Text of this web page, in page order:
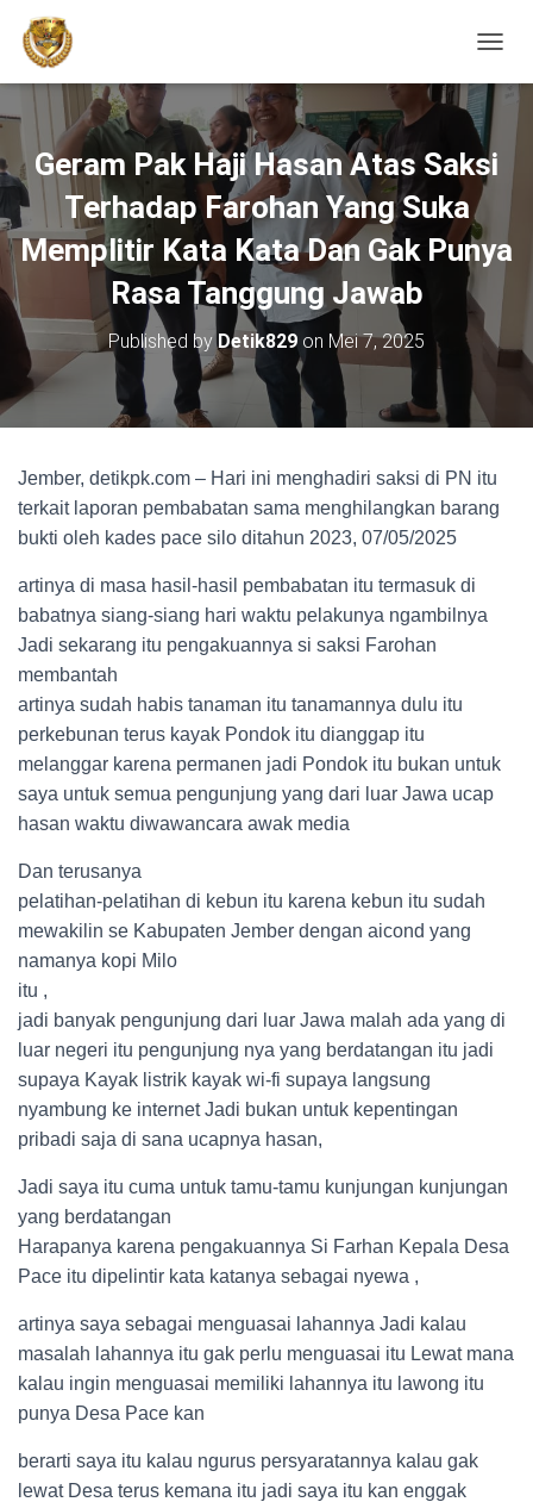
Geram Pak Haji Hasan Atas Saksi
Terhadap Farohan Yang Suka
Memplitir Kata Kata Dan Gak Punya
Rasa Tanggung Jawab
Published byDetik829 on Mei 7, 2025
Jember, detikpk.com – Hari ini menghadiri saksi di PN itu
terkait laporan pembabatan sama menghilangkan barang
bukti oleh kades pace silo ditahun 2023, 07/05/2025
artinya di masa hasil-hasil pembabatan itu termasuk di
babatnya siang-siang hari waktu pelakunya ngambilnya
Jadi sekarang itu pengakuannya si saksi Farohan
membantah
artinya sudah habis tanaman itu tanamannya dulu itu
perkebunan terus kayak Pondok itu dianggap itu
melanggar karena permanen jadi Pondok itu bukan untuk
saya untuk semua pengunjung yang dari luar Jawa ucap
hasan waktu diwawancara awak media
Dan terusanya
pelatihan-pelatihan di kebun itu karena kebun itu sudah
mewakilin se Kabupaten Jember dengan aicond yang
namanya kopi Milo
itu ,
jadi banyak pengunjung dari luar Jawa malah ada yang di
luar negeri itu pengunjung nya yang berdatangan itu jadi
supaya Kayak listrik kayak wi-fi supaya langsung
nyambung ke internet Jadi bukan untuk kepentingan
pribadi saja di sana ucapnya hasan,
Jadi saya itu cuma untuk tamu-tamu kunjungan kunjungan
yang berdatangan
Harapanya karena pengakuannya Si Farhan Kepala Desa
Pace itu dipelintir kata katanya sebagai nyewa ,
artinya saya sebagai menguasai lahannya Jadi kalau
masalah lahannya itu gak perlu menguasai itu Lewat mana
kalau ingin menguasai memiliki lahannya itu lawong itu
punya Desa Pace kan
berarti saya itu kalau ngurus persyaratannya kalau gak
lewat Desa terus kemana itu jadi saya itu kan enggak